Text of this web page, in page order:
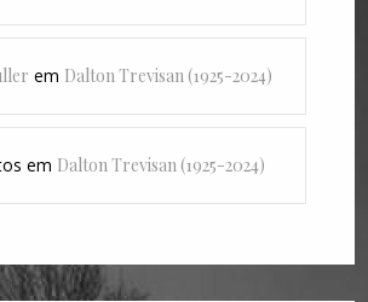
em Dalton Trevisan (1925-2024)
em Dalton Trevisan (1925-2024)